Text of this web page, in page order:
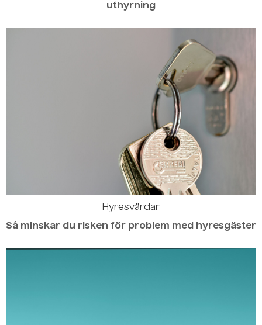
uthyrning
Hyresvärdar
Så minskar du risken för problem med hyresgäster